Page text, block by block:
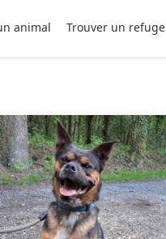
animal Trouver un refuge